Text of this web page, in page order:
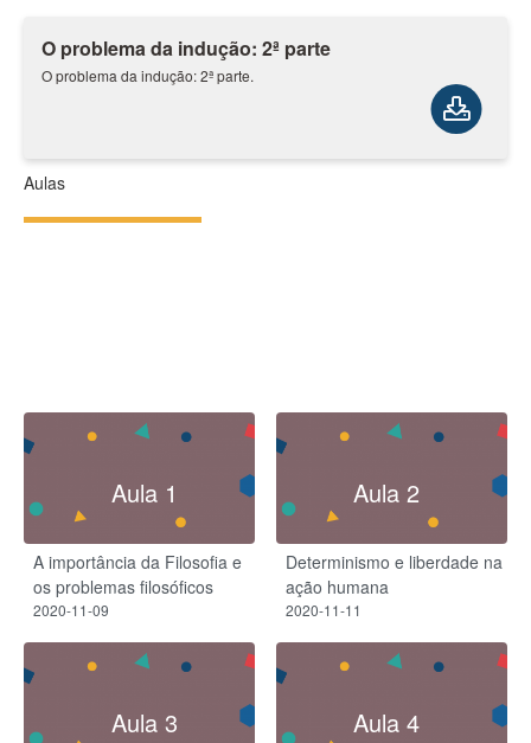
O problema da indução: 2ª parte
O problema da indução: 2ª parte.
Aulas
Aula 1
A importância da Filosofia e
os problemas filosóficos
2020-11-09
Aula 2
Determinismo e liberdade na
ação humana
2020-11-11
Aula 3 Aula 4